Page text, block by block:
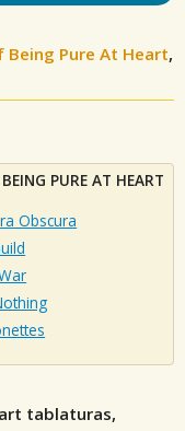
Being Pure At Heart,
PURE AT HEART
Obscura
tablaturas,